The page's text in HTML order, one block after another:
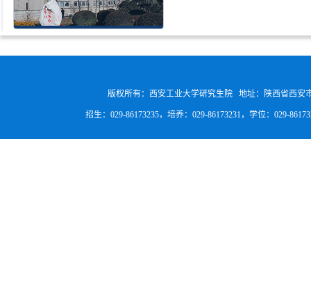
版权所有：西安工业大学研究生院 地址：陕西省西安
招生：029-86173235，培养：029-86173231，学位：029-